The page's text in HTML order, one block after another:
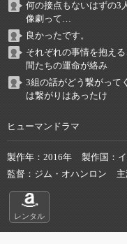
何の接点もないはずの3
像劇って…
良かったです。
それぞれの事情を抱え
間たちの運命が絡み
3組の話がどう繋がって
は繋がりはあったけ
ヒューマンドラマ
製作年 2016年 製作国
監督
ジム・オハンロン
レンタル